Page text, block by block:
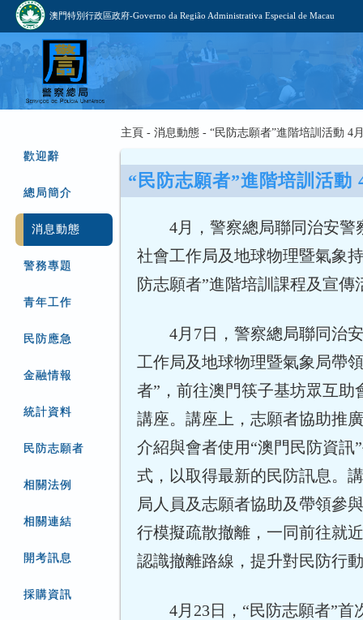
澳門特別行政區政府-Governo da Região Administrativa Especial de Macau
歡迎辭
總局簡介
消息動態
警務專題
青年工作
民防應急
金融情報
統計資料
民防志願者
相關法例
相關連結
開考訊息
採購資訊
主頁 - 消息動態 - “民防志願者”進階培訓活動 4
“民防志願者”進階培訓活動
4月，警察總局聯同治安警
社會工作局及地球物理暨氣象
防志願者”進階培訓課程及宣傳
4月7日，警察總局聯同治安
工作局及地球物理暨氣象局帶
者”，前往澳門筷子基坊眾互助
講座。講座上，志願者協助推
介紹與會者使用“澳門民防資訊
式，以取得最新的民防訊息。
局人員及志願者協助及帶領參
行模擬疏散撤離，一同前往就
認識撤離路線，提升對民防行
4月23日，“民防志願者”首